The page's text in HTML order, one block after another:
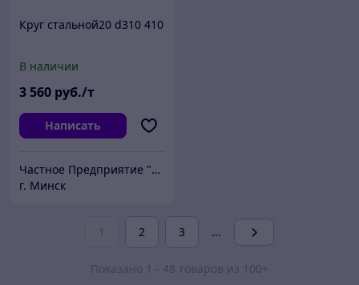
Круг стальной20 d310 410
В наличии
3 560 руб./т
Написать
Частное Предприятие "ПромШтамп"
г. Минск
1 2 3 ...
Показано 1 - 48 товаров из 100+